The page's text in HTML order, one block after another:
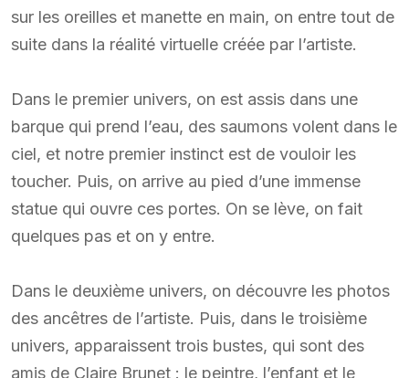
sur les oreilles et manette en main, on entre tout de
suite dans la réalité virtuelle créée par l’artiste.
Dans le premier univers, on est assis dans une
barque qui prend l’eau, des saumons volent dans le
ciel, et notre premier instinct est de vouloir les
toucher. Puis, on arrive au pied d’une immense
statue qui ouvre ces portes. On se lève, on fait
quelques pas et on y entre.
Dans le deuxième univers, on découvre les photos
des ancêtres de l’artiste. Puis, dans le troisième
univers, apparaissent trois bustes, qui sont des
amis de Claire Brunet : le peintre, l’enfant et le